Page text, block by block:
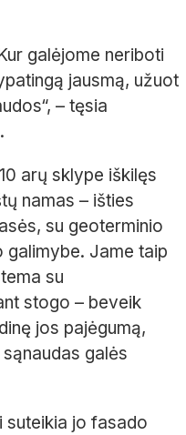
galėjome neriboti
jausmą, užuot
– tęsia
arų sklype iškilęs
namas – išties
su geoterminio
galimybe. Jame taip
su
stogo – beveik
jos pajėgumą,
galės
suteikia jo fasado